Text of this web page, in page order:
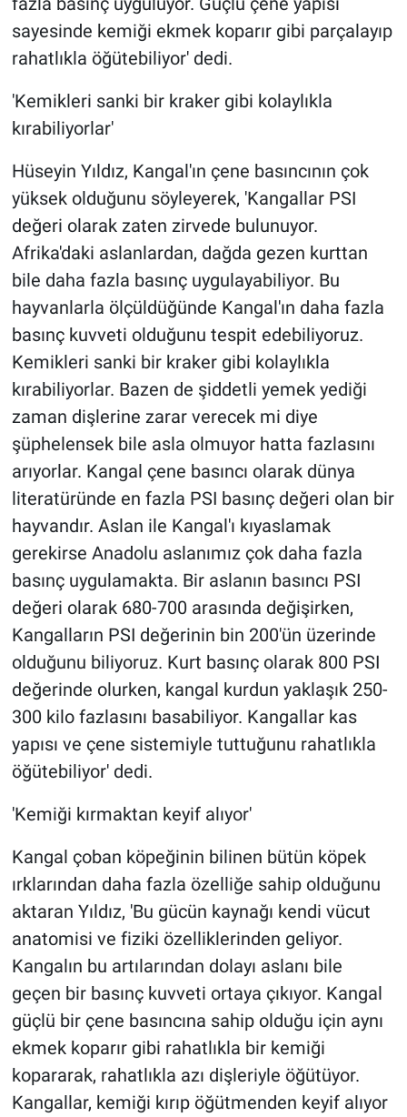
sayesinde kemiği ekmek koparır gibi parçalayıp
rahatlıkla öğütebiliyor' dedi.
'Kemikleri sanki bir kraker gibi kolaylıkla
kırabiliyorlar'
Hüseyin Yıldız, Kangal'ın çene basıncının çok
yüksek olduğunu söyleyerek, 'Kangallar PSI
değeri olarak zaten zirvede bulunuyor.
Afrika'daki aslanlardan, dağda gezen kurttan
bile daha fazla basınç uygulayabiliyor. Bu
hayvanlarla ölçüldüğünde Kangal'ın daha fazla
basınç kuvveti olduğunu tespit edebiliyoruz.
Kemikleri sanki bir kraker gibi kolaylıkla
kırabiliyorlar. Bazen de şiddetli yemek yediği
zaman dişlerine zarar verecek mi diye
şüphelensek bile asla olmuyor hatta fazlasını
arıyorlar. Kangal çene basıncı olarak dünya
literatüründe en fazla PSI basınç değeri olan bir
hayvandır. Aslan ile Kangal'ı kıyaslamak
gerekirse Anadolu aslanımız çok daha fazla
basınç uygulamakta. Bir aslanın basıncı PSI
değeri olarak 680-700 arasında değişirken,
Kangalların PSI değerinin bin 200'ün üzerinde
olduğunu biliyoruz. Kurt basınç olarak 800 PSI
değerinde olurken, kangal kurdun yaklaşık 250-
300 kilo fazlasını basabiliyor. Kangallar kas
yapısı ve çene sistemiyle tuttuğunu rahatlıkla
öğütebiliyor' dedi.
'Kemiği kırmaktan keyif alıyor'
Kangal çoban köpeğinin bilinen bütün köpek
ırklarından daha fazla özelliğe sahip olduğunu
aktaran Yıldız, 'Bu gücün kaynağı kendi vücut
anatomisi ve fiziki özelliklerinden geliyor.
Kangalın bu artılarından dolayı aslanı bile
geçen bir basınç kuvveti ortaya çıkıyor. Kangal
güçlü bir çene basıncına sahip olduğu için aynı
ekmek koparır gibi rahatlıkla bir kemiği
kopararak, rahatlıkla azı dişleriyle öğütüyor.
Kangallar, kemiği kırıp öğütmenden keyif alıyor